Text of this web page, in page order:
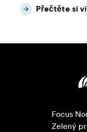
Přečtěte si
Focus
Zelený